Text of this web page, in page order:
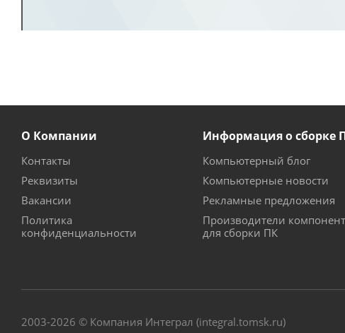
О Компании
Контакты
Реквизиты
Вакансии
Политика
конфиденциальности
Информация о сборке
Компьютерный блог
Компьютерные новости
Рекламные предложения
Производители
для сборки ПК
2003-2026 © Компания Интеграл (integral.tomsk.ru)